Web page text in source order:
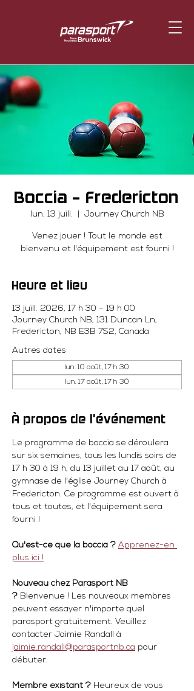
Boccia - Fredericton
lun. 13 juill. Journey Church NB
Venez jouer ! Tout le monde est
bienvenu et l'équipement est fourni !
Heure et lieu
13 juill. 2026, 17 h 30 – 19 h 00
Journey Church NB, 131 Duncan Ln,
Fredericton, NB E3B 7S2, Canada
Autres dates
lun. 10 août, 17 h 30
lun. 17 août, 17 h 30
À propos de l'événement
Le programme de boccia se déroulera
sur six semaines, tous les lundis soirs de
17 h 30 à 19 h, du 13 juillet au 17 août, au
gymnase de l'église Journey Church à
Fredericton. Ce programme est ouvert à
tous et toutes, et l'équipement sera
fourni !
Qu'est-ce que la boccia ? Apprenez-en
plus ici !
Nouveau chez Parasport NB
? Bienvenue ! Les nouveaux membres
peuvent essayer n'importe quel
parasport gratuitement. Veuillez
contacter Jaimie Randall à
jaimie.randall@parasportnb.ca pour
débuter.
Membre existant ? Heureux de vous